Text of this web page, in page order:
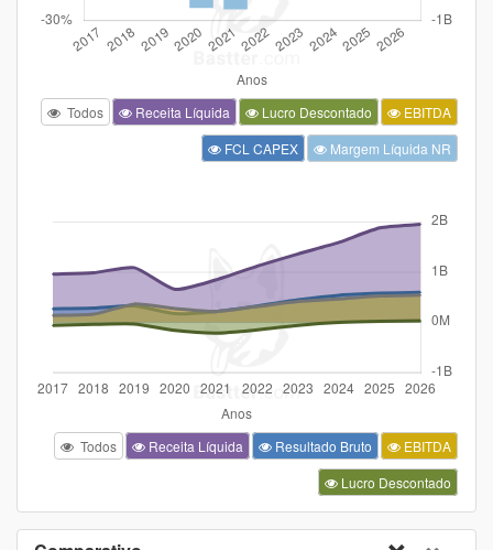
Todos Receita Líquida Lucro Descontado
EBITDA
FCL CAPEX
Margem Líquida NR
Todos Receita Líquida Resultado Bruto
EBITDA
Lucro Descontado